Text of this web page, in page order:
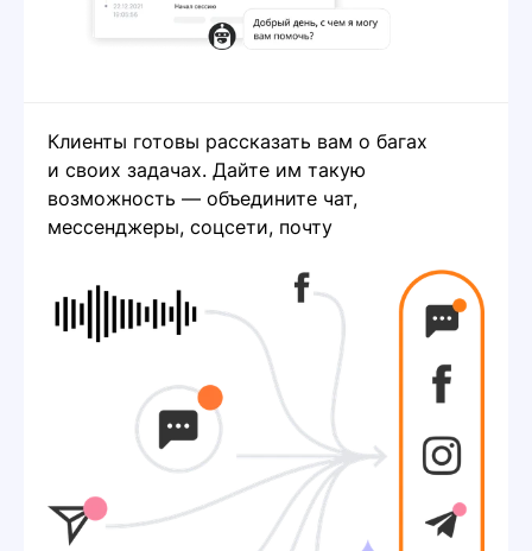
Клиенты готовы рассказать вам о багах
и своих задачах. Дайте им такую
возможность — объедините чат,
мессенджеры, соцсети, почту